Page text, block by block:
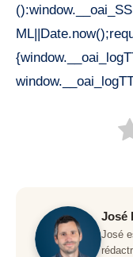
José
José est une expert en consommation et